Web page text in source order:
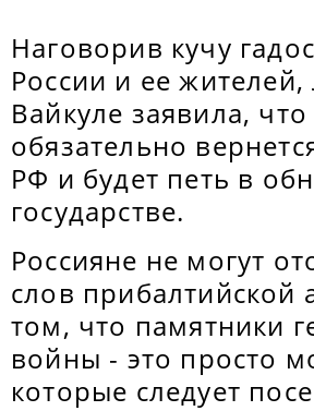
Наговорив кучу
России и ее
Вайкуле заявила, что
обязательно
РФ и будет петь в
государстве.
Россияне не могут
слов прибалтийской
том, что памятники
войны - это просто
которые следует